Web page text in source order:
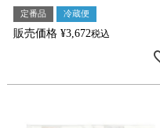
定番品 冷蔵便
販売価格 ¥3,672税込